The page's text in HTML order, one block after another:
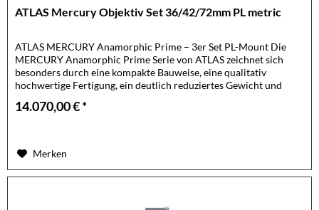
ATLAS Mercury Objektiv Set 36/42/72mm PL metric
ATLAS MERCURY Anamorphic Prime – 3er Set PL-Mount Die
MERCURY Anamorphic Prime Serie von ATLAS zeichnet sich
besonders durch eine kompakte Bauweise, eine qualitativ
hochwertige Fertigung, ein deutlich reduziertes Gewicht und
14.070,00 € *
Merken